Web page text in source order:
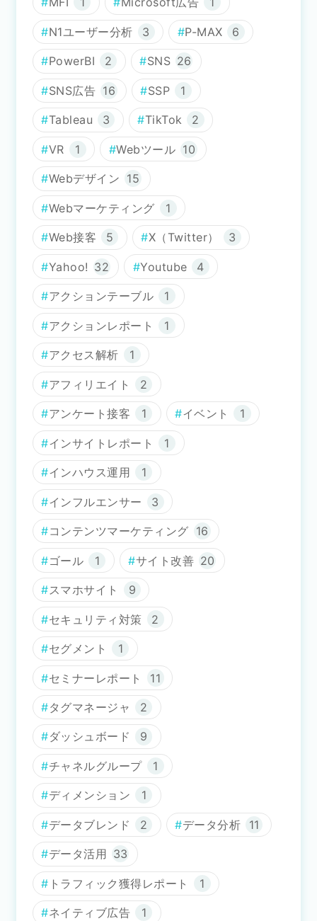
N1ユーザー分析 3 P-MAX 6
PowerBI 2 SNS 26
SNS広告 16 SSP 1
Tableau 3 TikTok 2
VR 1 Webツール 10
Webデザイン 15
Webマーケティング 1
Web接客 5 X（Twitter） 3
Yahoo! 32 Youtube 4
アクションテーブル 1
アクションレポート 1
アクセス解析 1
アフィリエイト 2
アンケート接客 1 イベント 1
インサイトレポート 1
インハウス運用 1
インフルエンサー 3
コンテンツマーケティング 16
ゴール 1 サイト改善 20
スマホサイト 9
セキュリティ対策 2
セグメント 1
セミナーレポート 11
タグマネージャ 2
ダッシュボード 9
チャネルグループ 1
ディメンション 1
データブレンド 2 データ分析 11
データ活用 33
トラフィック獲得レポート 1
ネイティブ広告 1